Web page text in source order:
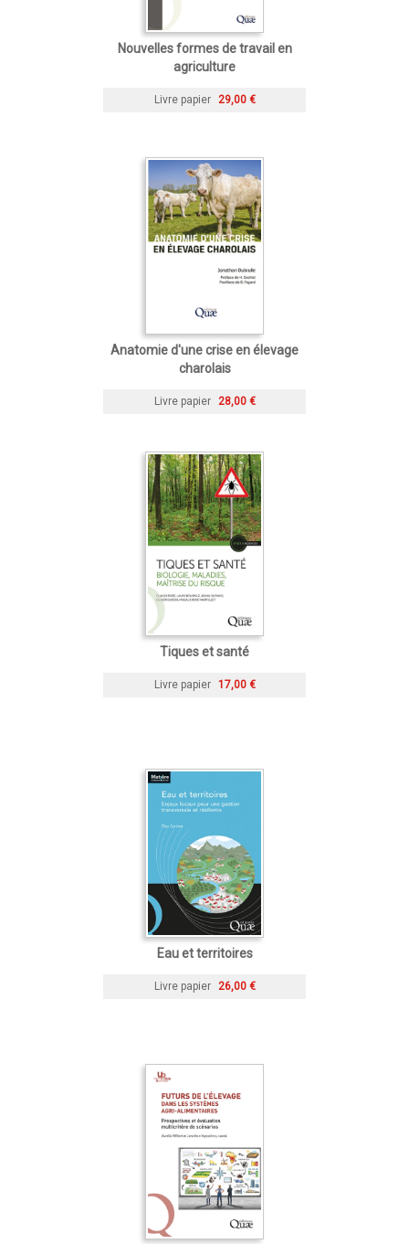
Nouvelles formes de travail en
agriculture
Livre papier 29,00 €
Anatomie d'une crise en élevage
charolais
Livre papier 28,00 €
Tiques et santé
Livre papier 17,00 €
Eau et territoires
Livre papier 26,00 €